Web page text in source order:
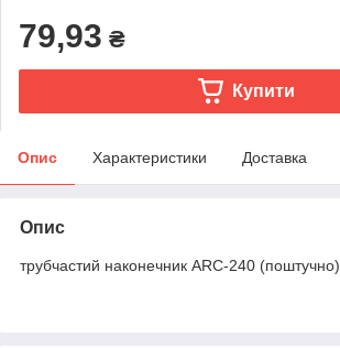
79,93 ₴
Купити
Опис Характеристики Доставка
Опис
трубчастий наконечник ARC-240 (поштучно)